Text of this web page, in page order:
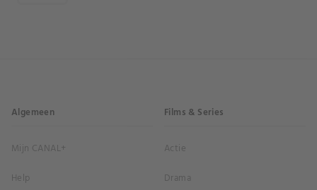
Algemeen
Mijn CANAL+
Help
Films & Series
Actie
Drama